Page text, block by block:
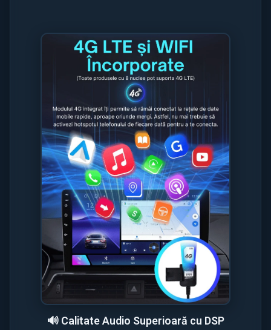
🔊 Calitate Audio Superioară cu DSP